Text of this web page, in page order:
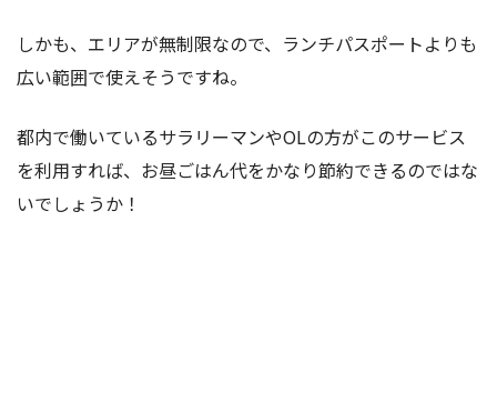
しかも、エリアが無制限なので、ランチパスポートよりも
広い範囲で使えそうですね。
都内で働いているサラリーマンやOLの方がこのサービス
を利用すれば、お昼ごはん代をかなり節約できるのではな
いでしょうか！